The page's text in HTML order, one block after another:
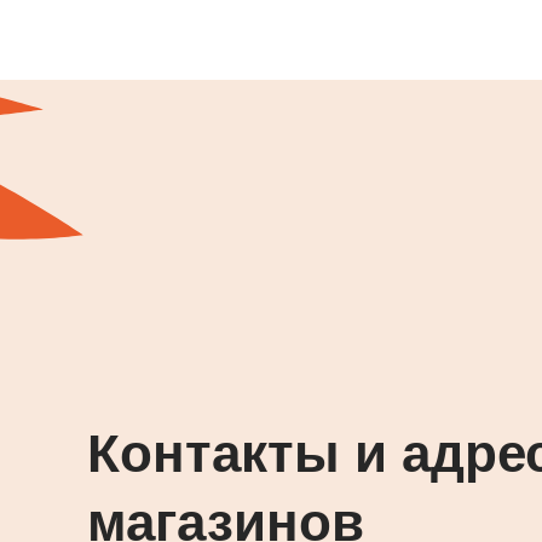
Контакты и
магазинов